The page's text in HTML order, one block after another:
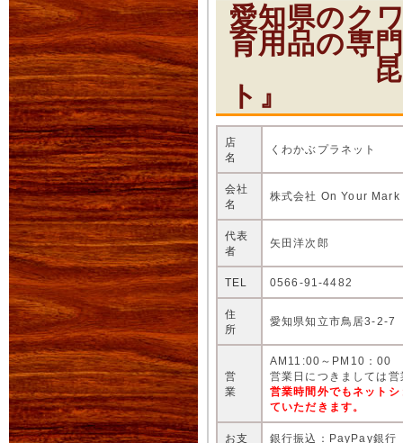
愛知県のク
育用品の専
昆虫シ
ト』
店
名
くわかぶプラネット
会社
名
株式会社 On Your Mark
代表
者
矢田洋次郎
TEL 0566-91-4482
住
所
愛知県知立市鳥居3-2-7
営
業
AM11:00～PM10：00
営業日につきましては
営業時間外でもネット
ていただきます。
お支
銀行振込：PayPay銀行